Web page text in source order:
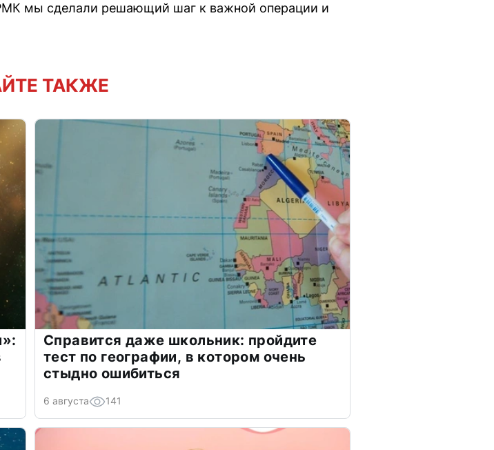
мы сделали решающий шаг к важной операции и
ТАКЖЕ
Справится даже школьник: пройдите
тест по географии, в котором очень
стыдно ошибиться
6 августа 141